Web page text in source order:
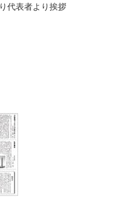
代表者より挨拶